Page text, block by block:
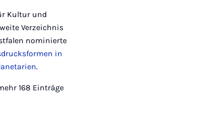
Kultur und
Verzeichnis
nominierte
in
.
168 Einträge